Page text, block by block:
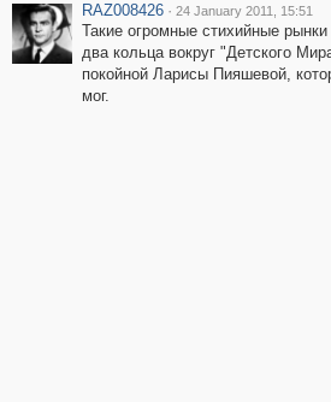
RAZ008426 · 24 January 2011, 15:51
Такие огромные стихийные
два кольца вокруг "Детского
покойной Ларисы Пияшевой,
мог.